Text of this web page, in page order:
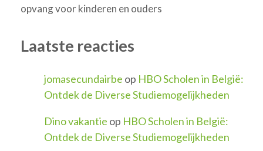
opvang voor kinderen en ouders
Laatste reacties
jomasecundairbe op HBO Scholen in België:
Ontdek de Diverse Studiemogelijkheden
Dino vakantie op HBO Scholen in België:
Ontdek de Diverse Studiemogelijkheden